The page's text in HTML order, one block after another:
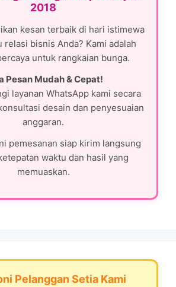
2018
kesan terbaik di hari istimewa
relasi bisnis Anda? Kami adalah
untuk rangkaian bunga.
Pesan Mudah & Cepat!
layanan WhatsApp kami secara
desain dan penyesuaian
anggaran.
pemesanan siap kirim langsung
waktu dan hasil yang
memuaskan.
Pelanggan Setia Kami